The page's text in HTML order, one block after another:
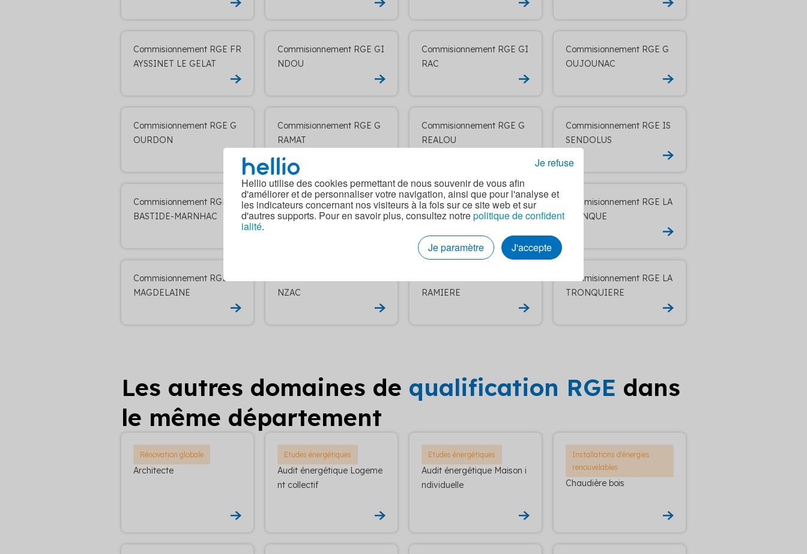
Hellio utilise des cookies permettant de nous souvenir de vous afin
d'améliorer et de personnaliser votre navigation, ainsi que pour l'analyse et
les indicateurs concernant nos visiteurs à la fois sur ce site web et sur
d'autres supports. Pour en savoir plus, consultez notrepolitique de confident
ialité.
Je paramètre
J'accepte
Je refuse
Commisionnement RGE FR
AYSSINET LE GELAT
Commisionnement RGE GI
NDOU
Commisionnement RGE GI
RAC
Commisionnement RGE G
OUJOUNAC
Commisionnement RGE G
OURDON
Commisionnement RGE G
RAMAT
Commisionnement RGE G
REALOU
Commisionnement RGE IS
SENDOLUS
Commisionnement RGE LA
BASTIDE-MARNHAC
Commisionnement RGE LA
BURGADE
Commisionnement RGE LA
CAPELLE MARIVAL
Commisionnement RGE LA
LBENQUE
Commisionnement RGE LA
MAGDELAINE
NZAC
RAMIERE
Commisionnement RGE LA
TRONQUIERE
Les autres domaines de qualification RGE dans
le même département
Rénovation globale
Architecte
Etudes énergétiques
Audit énergétique Logeme
nt collectif
Etudes énergétiques
Audit énergétique Maison i
ndividuelle
Installations d'énergies
renouvelables
Chaudière bois